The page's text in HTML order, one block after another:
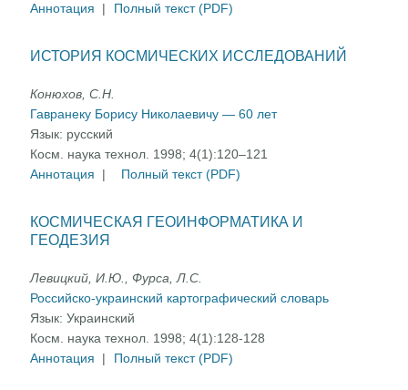
Аннотация
| Полный текст (PDF)
ИСТОРИЯ КОСМИЧЕСКИХ ИССЛЕДОВАНИЙ
Конюхов, С.Н.
Гавранеку Борису Николаевичу — 60 лет
Язык: русский
Косм. наука технол. 1998; 4(1):120–121
Аннотация
| Полный текст (PDF)
КОСМИЧЕСКАЯ ГЕОИНФОРМАТИКА И
ГЕОДЕЗИЯ
Левицкий, И.Ю., Фурса, Л.С.
Российско-украинский картографический словарь
Язык:Украинский
Косм. наука технол. 1998; 4(1):128-128
Аннотация
| Полный текст (PDF)